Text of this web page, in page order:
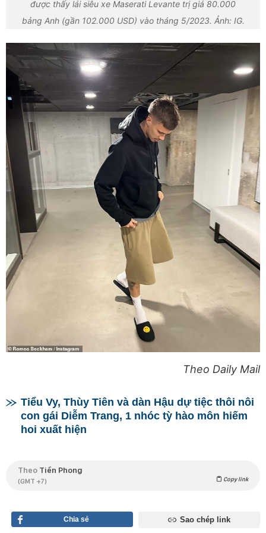
được thấy lái siêu xe Maserati Levante trị giá 80.000
bảng Anh (gần 102.000 USD) vào tháng 5/2023. Ảnh: IG.
Theo Daily Mail
Tiểu Vy, Thùy Tiên và dàn Hậu dự tiệc thôi nôi
con gái Diễm Trang, 1 nhóc tỳ hào môn hiếm
hoi xuất hiện
Theo Tiền Phong
(GMT +7) Copy link
Chia sẻ Sao chép link